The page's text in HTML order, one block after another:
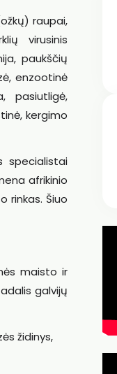
raupai,
virusinis
paukščių
enzootinė
pasiutligė,
kergimo
specialistai
afrikinio
rinkas. Šiuo
maisto ir
galvijų
židinys,